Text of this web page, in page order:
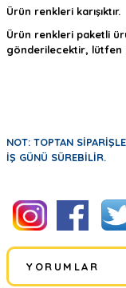
Ürün renkleri karışıktır.
Ürün renkleri paketli
gönderilecektir, lütfen
NOT: TOPTAN
İŞ GÜNÜ SÜREBİLİR.
YORUMLAR